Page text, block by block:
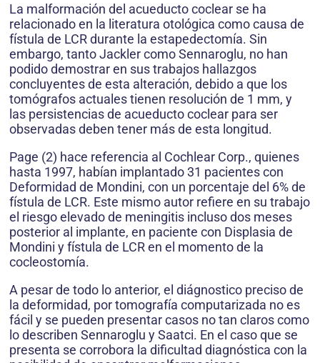
La malformación del acueducto coclear se ha
relacionado en la literatura otológica como causa de
fístula de LCR durante la estapedectomía. Sin
embargo, tanto Jackler como Sennaroglu, no han
podido demostrar en sus trabajos hallazgos
concluyentes de esta alteración, debido a que los
tomógrafos actuales tienen resolución de 1 mm, y
las persistencias de acueducto coclear para ser
observadas deben tener más de esta longitud.
Page (2) hace referencia al Cochlear Corp., quienes
hasta 1997, habían implantado 31 pacientes con
Deformidad de Mondini, con un porcentaje del 6% de
fístula de LCR. Este mismo autor refiere en su trabajo
el riesgo elevado de meningitis incluso dos meses
posterior al implante, en paciente con Displasia de
Mondini y fístula de LCR en el momento de la
cocleostomía.
A pesar de todo lo anterior, el diágnostico preciso de
la deformidad, por tomografía computarizada no es
fácil y se pueden presentar casos no tan claros como
lo describen Sennaroglu y Saatci. En el caso que se
presenta se corrobora la dificultad diagnóstica con la